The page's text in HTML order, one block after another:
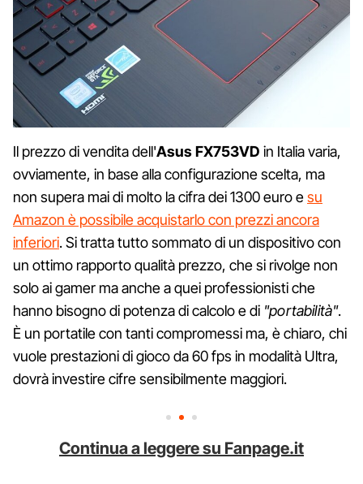
Il prezzo di vendita dell'Asus FX753VD in Italia varia,
ovviamente, in base alla configurazione scelta, ma
non supera mai di molto la cifra dei 1300 euro esu
Amazon è possibile acquistarlo con prezzi ancora
inferiori. Si tratta tutto sommato di un dispositivo con
un ottimo rapporto qualità prezzo, che si rivolge non
solo ai gamer ma anche a quei professionisti che
hanno bisogno di potenza di calcolo e di "portabilità".
È un portatile con tanti compromessi ma, è chiaro, chi
vuole prestazioni di gioco da 60 fps in modalità Ultra,
dovrà investire cifre sensibilmente maggiori.
Continua a leggere su Fanpage.it